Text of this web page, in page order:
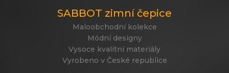
SABBOT zimní čepice
Maloobchodní kolekce
Módní designy
Vysoce kvalitní materiály
Vyrobeno v České republice